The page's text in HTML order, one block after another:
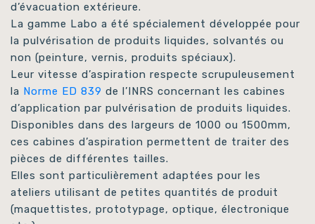
d’évacuation extérieure.
La gamme Labo a été spécialement développée pour
la pulvérisation de produits liquides, solvantés ou
non (peinture, vernis, produits spéciaux).
Leur vitesse d’aspiration respecte scrupuleusement
la Norme ED 839 de l’INRS concernant les cabines
d’application par pulvérisation de produits liquides.
Disponibles dans des largeurs de 1000 ou 1500mm,
ces cabines d’aspiration permettent de traiter des
pièces de différentes tailles.
Elles sont particulièrement adaptées pour les
ateliers utilisant de petites quantités de produit
(maquettistes, prototypage, optique, électronique